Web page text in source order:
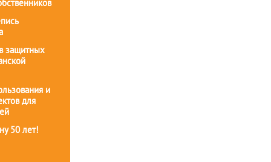
защитных
и
для
50 лет!